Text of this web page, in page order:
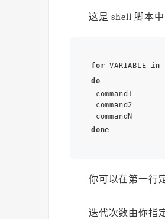
这是 shell 脚本
for VARIABLE in
do
command1
command2
done
你可以在第一行
迭代次数由你指